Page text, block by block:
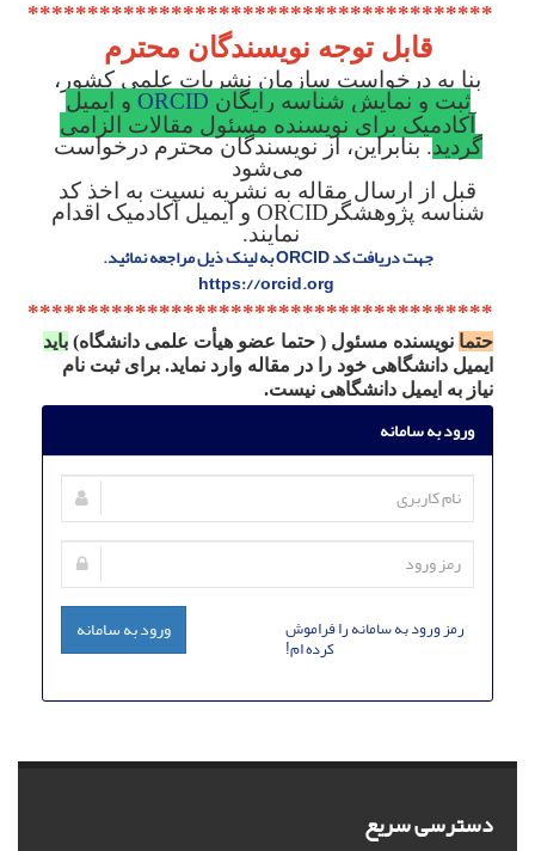
***************************************
قابل توجه نویسندگان محترم
بنا به درخواست سازمان نشریات علمی کشور،
ثبت و نمایش شناسه رایگان ORCID و ایمیل
آکادمیک برای نویسنده مسئول مقالات الزامی
گردید. بنابراین، از نویسندگان محترم درخواست
می‌شود
قبل از ارسال مقاله به نشریه نسبت به اخذ کد
شناسه پژوهشگرORCID و ایمیل آکادمیک اقدام
نمایند.
جهت دریافت کد ORCID به لینک ذیل مراجعه نمائید.
https://orcid.org
***************************************
حتما نویسنده مسئول ( حتما عضو هیأت علمی دانشگاه) باید
ایمیل دانشگاهی خود را در مقاله وارد نماید. برای ثبت نام
نیاز به ایمیل دانشگاهی نیست.
ورود به سامانه
رمز ورود به سامانه را فراموش
کرده ام!
ورود به سامانه
دسترسی سریع